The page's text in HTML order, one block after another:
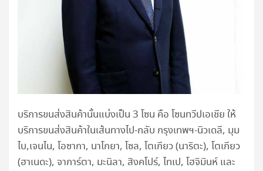
บริการขนส่งสินค้านั้นแบ่งเป็น 3 โซน คือ โซนทวีปเอเชีย ให้
บริการขนส่งสินค้าในเส้นทางไป-กลับ กรุงเทพฯ-นิวเดลี, มุม
ไบ,เจนไน, โอซากา, นาโกยา, โซล, โตเกียว (นาริตะ), โตเกียว
(ฮาเนดะ), จาการ์ตา, มะนิลา, สิงคโปร์, ไทเป, โฮจิมินห์ และ